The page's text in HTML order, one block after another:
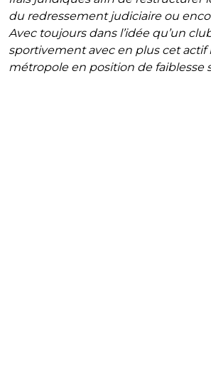
du redressement judiciaire ou
Avec toujours dans l’idée qu’un
sportivement avec en plus cet
métropole en position de faiblesse